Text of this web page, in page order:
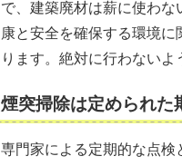
で、建築廃材は薪に使わ
康と安全を確保する環境
ります。絶対に行わないよ
煙突掃除は定められた
専門家による定期的な点検